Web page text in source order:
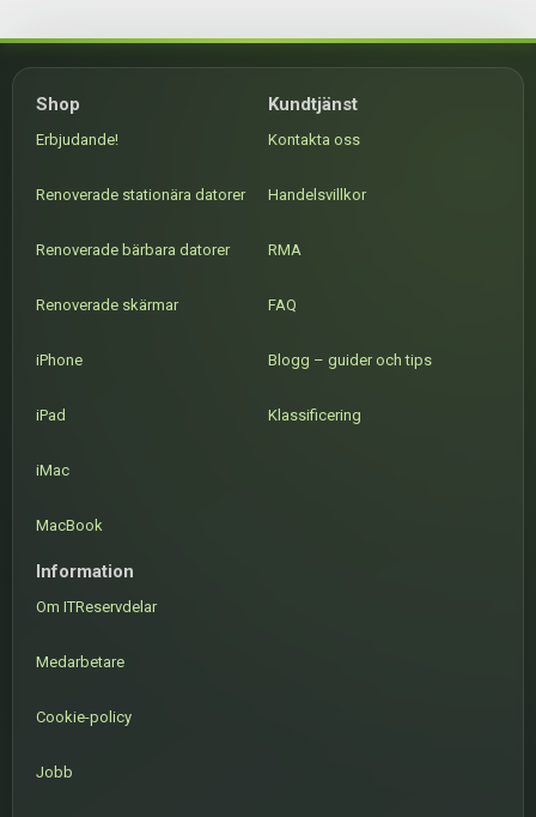
Shop
Erbjudande!
Renoverade stationära datorer
Renoverade bärbara datorer
Renoverade skärmar
iPhone
iPad
iMac
MacBook
Kundtjänst
Kontakta oss
Handelsvillkor
RMA
FAQ
Blogg – guider och tips
Klassificering
Information
Om ITReservdelar
Medarbetare
Cookie-policy
Jobb